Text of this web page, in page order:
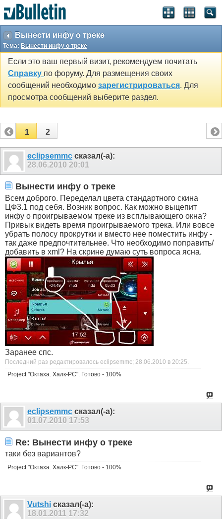
Вынести инфу о треке
Тема: Вынести инфу о треке
Если это ваш первый визит, рекомендуем почитать
Справку по форуму. Для размещения своих
сообщений необходимо зарегистрироваться. Для
просмотра сообщений выберите раздел.
1 2
eclipsemmc сказал(-а):
28.06.2010 20:01
Вынести инфу о треке
Всем доброго. Переделал цвета стандартного скина
ЦФ3.1 под себя. Возник вопрос. Как можно выцепит
инфу о проигрываемом треке из всплывающего окна?
Привык видеть время проигрываемого трека. Или вовсе
убрать полосу прокрутки и вместо нее поместить инфу -
так даже предпочтительнее. Что необходимо поправить/
добавить в xml? На скрине думаю суть вопроса ясна.
Заранее спс.
Последний раз редактировалось eclipsemmc; 28.06.2010 в 20:25.
Project "Октаха. Халк-PC". Готово - 100%
eclipsemmc сказал(-а):
01.07.2010 17:53
Re: Вынести инфу о треке
таки без вариантов?
Project "Октаха. Халк-PC". Готово - 100%
Vutshi сказал(-а):
18.01.2011 17:32